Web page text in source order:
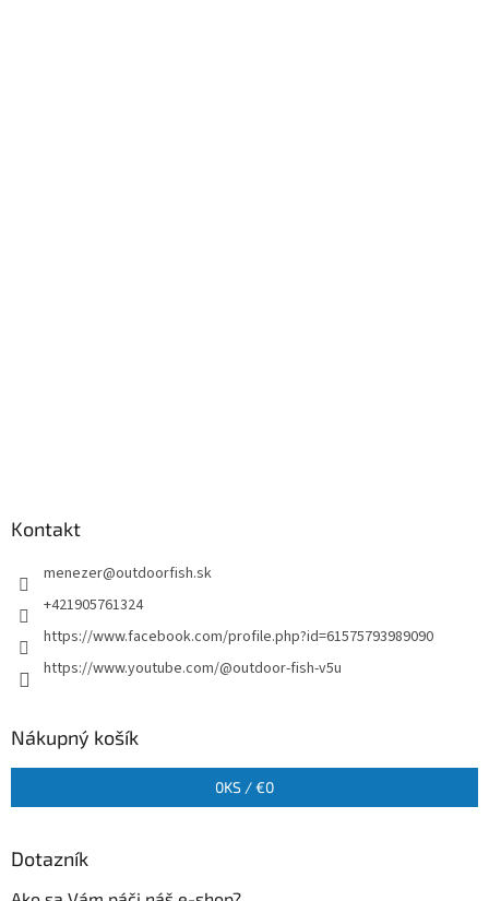
Kontakt
menezer@outdoorfish.sk
+421905761324
https://www.facebook.com/profile.php?id=61575793989090
https://www.youtube.com/@outdoor-fish-v5u
Nákupný košík
0KS /€0
Dotazník